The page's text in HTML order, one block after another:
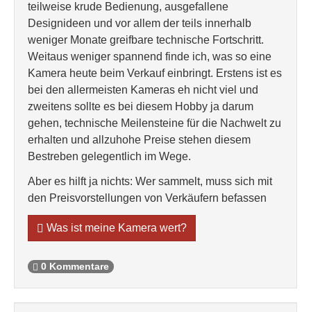
teilweise krude Bedienung, ausgefallene
Designideen und vor allem der teils innerhalb
weniger Monate greifbare technische Fortschritt.
Weitaus weniger spannend finde ich, was so eine
Kamera heute beim Verkauf einbringt. Erstens ist es
bei den allermeisten Kameras eh nicht viel und
zweitens sollte es bei diesem Hobby ja darum
gehen, technische Meilensteine für die Nachwelt zu
erhalten und allzuhohe Preise stehen diesem
Bestreben gelegentlich im Wege.
Aber es hilft ja nichts: Wer sammelt, muss sich mit
den Preisvorstellungen von Verkäufern befassen
Was ist meine Kamera wert?
0 Kommentare